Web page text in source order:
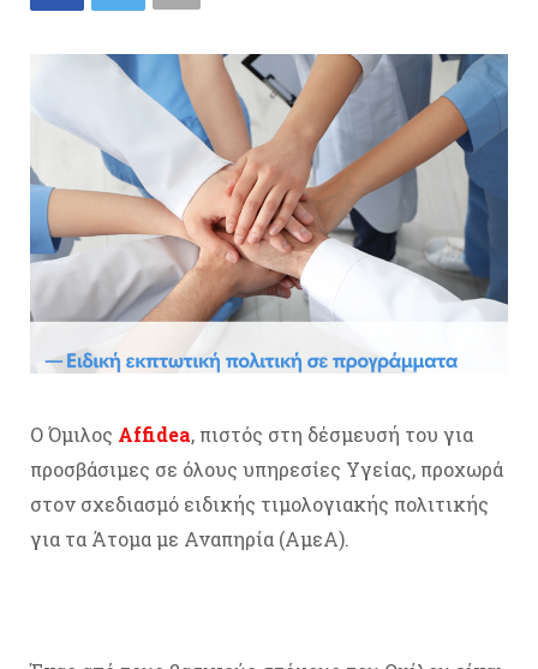
Ο Όμιλος Affidea, πιστός στη δέσμευσή του για
προσβάσιμες σε όλους υπηρεσίες Υγείας, προχωρά
στον σχεδιασμό ειδικής τιμολογιακής πολιτικής
για τα Άτομα με Αναπηρία (ΑμεΑ).